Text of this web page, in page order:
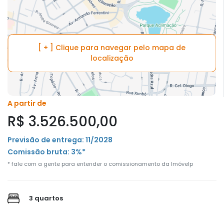
[ + ] Clique para navegar pelo mapa de
localização
A partir de
R$ 3.526.500,00
Previsão de entrega: 11/2028
Comissão bruta: 3%*
* fale com a gente para entender o comissionamento da Imóvelp
3 quartos